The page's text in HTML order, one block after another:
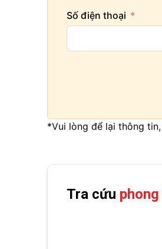
Số điện thoại
*Vui lòng để lại thông
Tra cứu